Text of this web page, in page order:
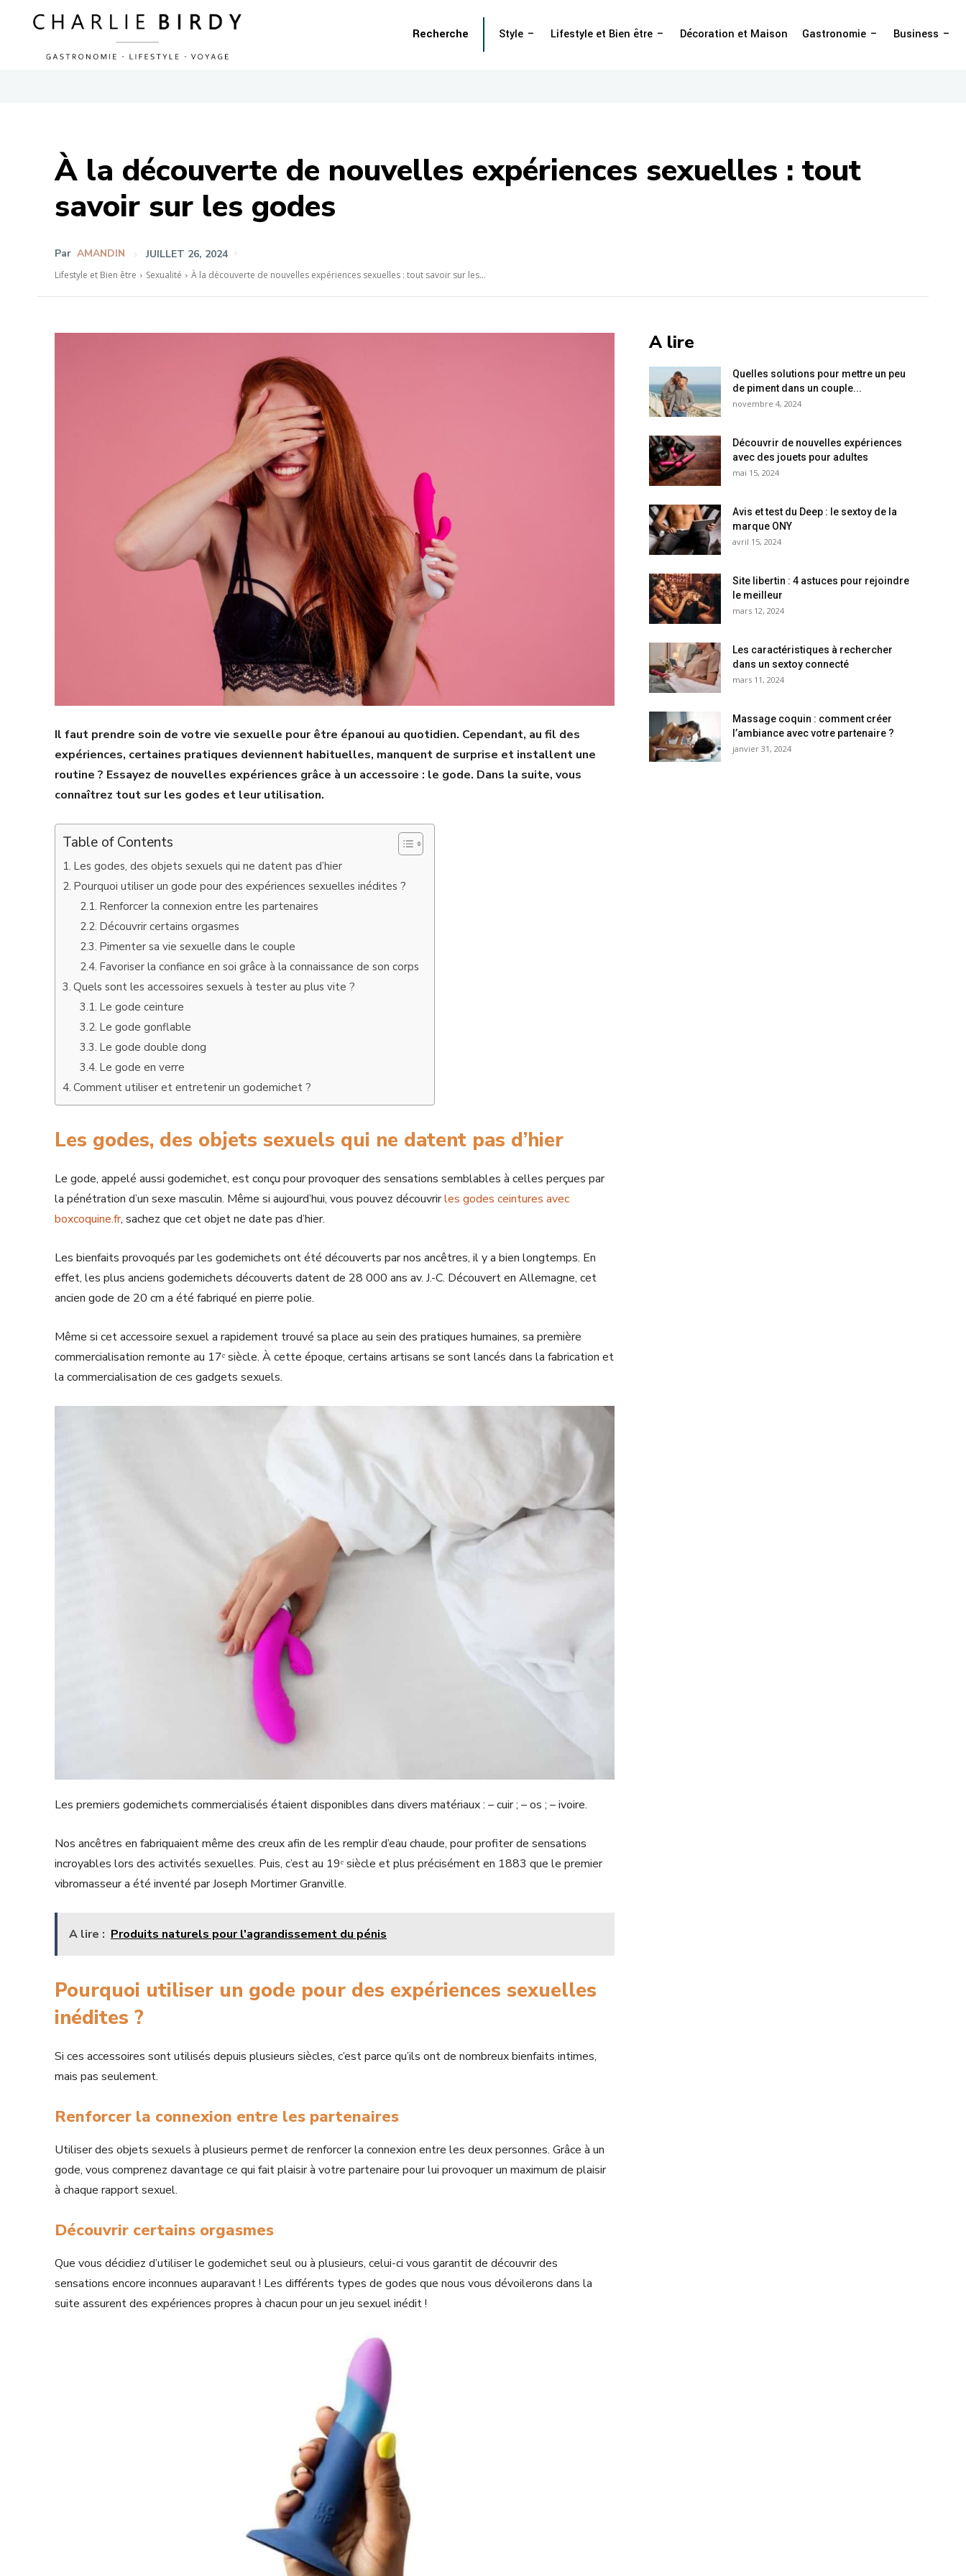
Style Lifestyle et Bien être Décoration et Maison Gastronomie Business
Recherche
À la découverte de nouvelles expériences sexuelles : tout
savoir sur les godes
Par AMANDIN JUILLET 26, 2024
Lifestyle et Bien être Sexualité À la découverte de nouvelles expériences sexuelles : tout savoir sur les...
Il faut prendre soin de votre vie sexuelle pour être épanoui au quotidien. Cependant, au fil des
expériences, certaines pratiques deviennent habituelles, manquent de surprise et installent une
routine ? Essayez de nouvelles expériences grâce à un accessoire : le gode. Dans la suite, vous
connaîtrez tout sur les godes et leur utilisation.
Table of Contents
Les godes, des objets sexuels qui ne datent pas d’hier
Pourquoi utiliser un gode pour des expériences sexuelles inédites ?
Renforcer la connexion entre les partenaires
Découvrir certains orgasmes
Pimenter sa vie sexuelle dans le couple
Favoriser la confiance en soi grâce à la connaissance de son corps
Quels sont les accessoires sexuels à tester au plus vite ?
Le gode ceinture
Le gode gonflable
Le gode double dong
Le gode en verre
Comment utiliser et entretenir un godemichet ?
Les godes, des objets sexuels qui ne datent pas d’hier
Le gode, appelé aussi godemichet, est conçu pour provoquer des sensations semblables à celles perçues par
la pénétration d’un sexe masculin. Même si aujourd’hui, vous pouvez découvrirles godes ceintures avec
boxcoquine.fr, sachez que cet objet ne date pas d’hier.
Les bienfaits provoqués par les godemichets ont été découverts par nos ancêtres, il y a bien longtemps. En
effet, les plus anciens godemichets découverts datent de 28 000 ans av. J.-C. Découvert en Allemagne, cet
ancien gode de 20 cm a été fabriqué en pierre polie.
Même si cet accessoire sexuel a rapidement trouvé sa place au sein des pratiques humaines, sa première
commercialisation remonte au 17ᵉ siècle. À cette époque, certains artisans se sont lancés dans la fabrication et
la commercialisation de ces gadgets sexuels.
Les premiers godemichets commercialisés étaient disponibles dans divers matériaux : – cuir ; – os ; – ivoire.
Nos ancêtres en fabriquaient même des creux afin de les remplir d’eau chaude, pour profiter de sensations
incroyables lors des activités sexuelles. Puis, c’est au 19ᵉ siècle et plus précisément en 1883 que le premier
vibromasseur a été inventé par Joseph Mortimer Granville.
A lire : Produits naturels pour l'agrandissement du pénis
Pourquoi utiliser un gode pour des expériences sexuelles
inédites ?
Si ces accessoires sont utilisés depuis plusieurs siècles, c’est parce qu’ils ont de nombreux bienfaits intimes,
mais pas seulement.
Renforcer la connexion entre les partenaires
Utiliser des objets sexuels à plusieurs permet de renforcer la connexion entre les deux personnes. Grâce à un
gode, vous comprenez davantage ce qui fait plaisir à votre partenaire pour lui provoquer un maximum de plaisir
à chaque rapport sexuel.
Découvrir certains orgasmes
Que vous décidiez d’utiliser le godemichet seul ou à plusieurs, celui-ci vous garantit de découvrir des
sensations encore inconnues auparavant ! Les différents types de godes que nous vous dévoilerons dans la
suite assurent des expériences propres à chacun pour un jeu sexuel inédit !
A lire
Quelles solutions pour mettre un peu
de piment dans un couple...
novembre 4, 2024
Découvrir de nouvelles expériences
avec des jouets pour adultes
mai 15, 2024
Avis et test du Deep : le sextoy de la
marque ONY
avril 15, 2024
Site libertin : 4 astuces pour rejoindre
le meilleur
mars 12, 2024
Les caractéristiques à rechercher
dans un sextoy connecté
mars 11, 2024
Massage coquin : comment créer
l’ambiance avec votre partenaire ?
janvier 31, 2024